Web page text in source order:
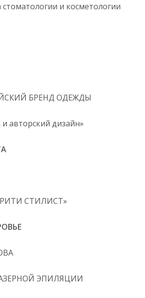
и косметологии
БРЕНД ОДЕЖДЫ
авторский дизайн»
СТИЛИСТ»
ЭПИЛЯЦИИ